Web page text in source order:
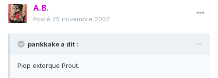
A.B.
Posté 25 novembre 2007
pankkake a dit :
Plop extorque Prout.